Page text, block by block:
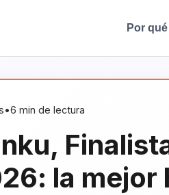
Por
•6 min de lectura
la mejor